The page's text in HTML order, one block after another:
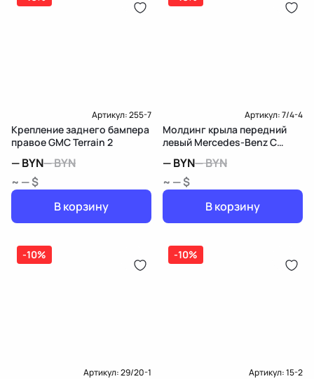
Карта рассрочки онлайн
Артикул:255-7
Крепление заднего бампера
правое GMC Terrain 2
—BYN—BYN
~ — $
В корзину
Артикул:7/4-4
Молдинг крыла передний
левый Mercedes-Benz C
—BYN—BYN
~ — $
В корзину
-10%
Артикул:29/20-1
-10%
Артикул:15-2